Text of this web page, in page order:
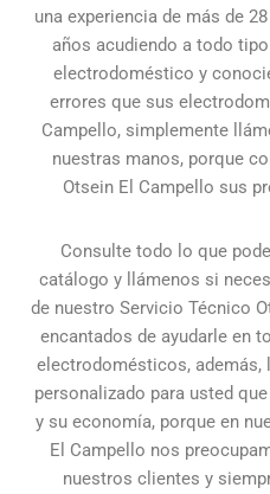
una experiencia de más de
años acudiendo a todo
electrodoméstico y
errores que sus
Campello, simplemente
nuestras manos, porque
Otsein El Campello sus
Consulte todo lo que
catálogo y llámenos si
de nuestro Servicio Técnico
encantados de ayudarle en
electrodomésticos, además,
personalizado para usted
y su economía, porque en
El Campello nos
nuestros clientes y